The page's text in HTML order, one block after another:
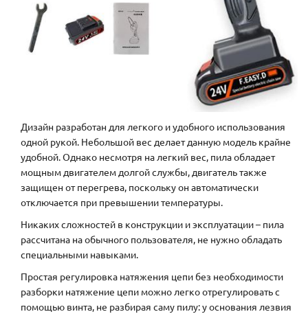
Дизайн разработан для легкого и удобного использования
одной рукой. Небольшой вес делает данную модель крайне
удобной. Однако несмотря на легкий вес, пила обладает
мощным двигателем долгой службы, двигатель также
защищен от перегрева, поскольку он автоматически
отключается при превышении температуры.
Никаких сложностей в конструкции и эксплуатации – пила
рассчитана на обычного пользователя, не нужно обладать
специальными навыками.
Простая регулировка натяжения цепи без необходимости
разборки натяжение цепи можно легко отрегулировать с
помощью винта, не разбирая саму пилу: у основания лезвия